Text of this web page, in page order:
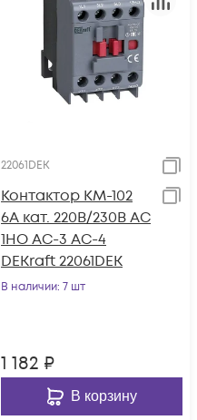
22061DEK
Контактор КМ-102
6А кат. 220В/230В AC
1НО AC-3 AC-4
DEKraft 22061DEK
В наличии: 7 шт
1 182 ₽
В корзину